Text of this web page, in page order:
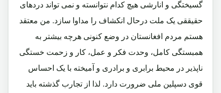
گسیختگی و انارشی هیچ کدام نتوانسته و نمی تواند دردهای
حقیققی یک ملت درحال انکشاف را مداوا سازد. من معتقد
هستم مردم افغانستان در وضع کنونی هرچه بیشتر به
همبستگی کامل، وحدت فکر و عمل، کار و زحمت خستگی
ناپذیر در محیط برابری و برادری و آمیخته با یک احساس
قوی دسپلین ملی ضرورت دارد. لذا از تجارب گذشته باید